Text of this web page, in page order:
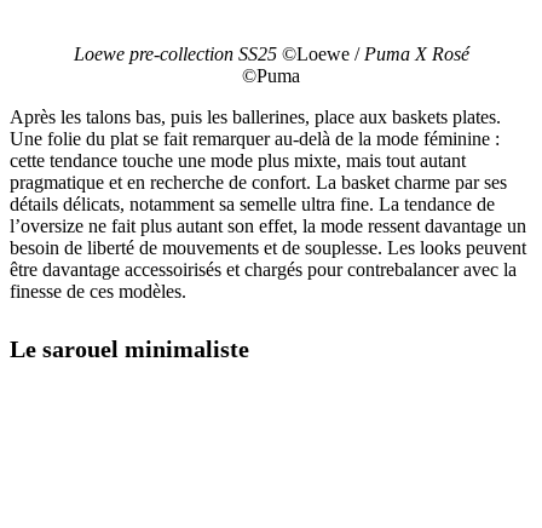
Loewe pre-collection SS25©Loewe / Puma X Rosé
©Puma
Après les talons bas, puis les ballerines, place aux baskets plates.
Une folie du plat se fait remarquer au-delà de la mode féminine :
cette tendance touche une mode plus mixte, mais tout autant
pragmatique et en recherche de confort. La basket charme par ses
détails délicats, notamment sa semelle ultra fine. La tendance de
l’oversize ne fait plus autant son effet, la mode ressent davantage un
besoin de liberté de mouvements et de souplesse. Les looks peuvent
être davantage accessoirisés et chargés pour contrebalancer avec la
finesse de ces modèles.
Le sarouel minimaliste